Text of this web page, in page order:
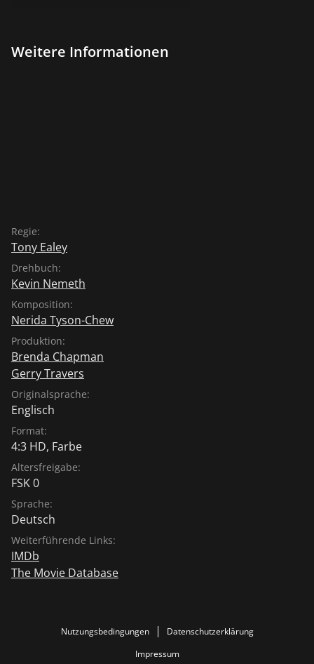
Weitere Informationen
Regie:
Tony Ealey
Drehbuch:
Kevin Nemeth
Komposition:
Nerida Tyson-Chew
Produktion:
Brenda Chapman
Gerry Travers
Originalsprache:
Englisch
Format:
4:3 HD, Farbe
Altersfreigabe:
FSK 0
Sprache:
Deutsch
Weiterführende Links:
IMDb
The Movie Database
Nutzungsbedingungen
Datenschutzerklärung
Impressum